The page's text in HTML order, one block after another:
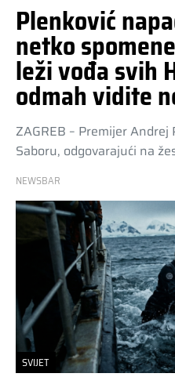
Plenković
netko
leži vođa svih
odmah vidite
ZAGREB – Premijer
Saboru, odgovarajući na
NEWSBAR
SVIJET